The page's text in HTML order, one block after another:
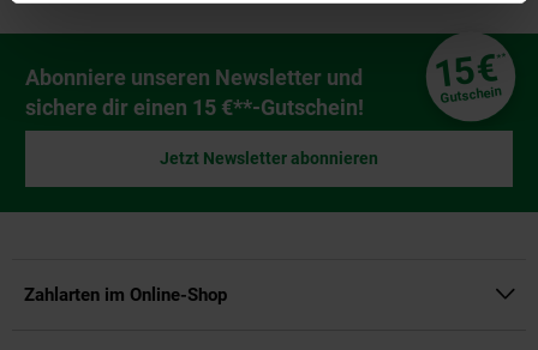
Newsletter Anmeldung
Abonniere unseren Newsletter und
sichere dir einen 15 €**-Gutschein!
15€**
Gutschein
Jetzt Newsletter abonnieren
Zahlarten im Online-Shop